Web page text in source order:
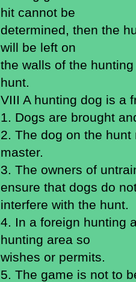
hit cannot be
determined, then the
will be left on
the walls of the
hunt.
VIII A hunting dog is a
1. Dogs are brought
2. The dog on the
master.
3. The owners of
ensure that dogs do
interfere with the hunt.
4. In a foreign hunting
hunting area so
wishes or permits.
5. The game is not to